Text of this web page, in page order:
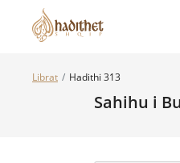
Librat Hadithi 313
Sahihu i